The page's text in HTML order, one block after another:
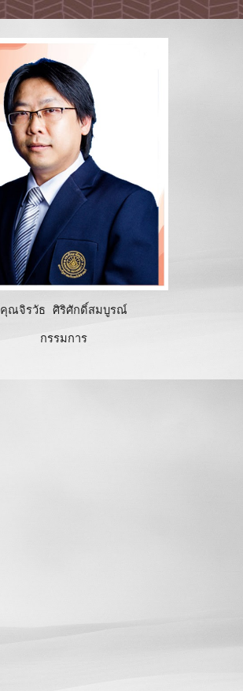
คุณจิรวัธ ศิริศักดิ์สมบูรณ์
กรรมการ